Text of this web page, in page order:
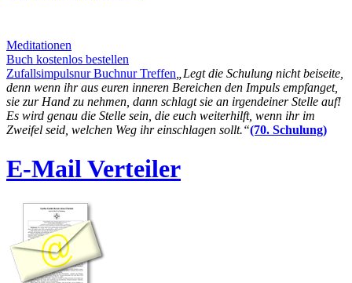
Meditationen
Buch kostenlos bestellen
Zufallsimpulsnur Buchnur Treffen„Legt die Schulung nicht beiseite,
denn wenn ihr aus euren inneren Bereichen den Impuls empfanget,
sie zur Hand zu nehmen, dann schlagt sie an irgendeiner Stelle auf!
Es wird genau die Stelle sein, die euch weiterhilft, wenn ihr im
Zweifel seid, welchen Weg ihr einschlagen sollt.“(70. Schulung)
E-Mail Verteiler